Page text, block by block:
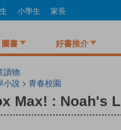
小學生 家長
圖書 好書推介
讀物
小說 > 青春校園
Max! : Noah's